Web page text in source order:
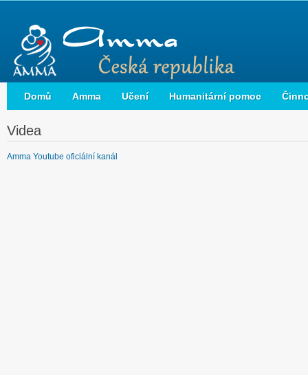
Domů Amma Učení Humanitární pomoc
Videa
Amma Youtube oficiální kanál